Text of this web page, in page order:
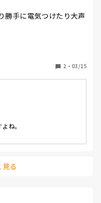
勝手に電気つけたり大声
2 ・ 03/15
ね。
る